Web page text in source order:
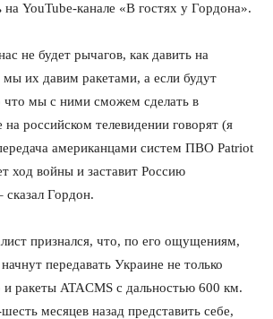
YouTube-канале «В гостях у Гордона».
не будет рычагов, как давить на
их давим ракетами, а если будут
что мы с ними сможем сделать в
российском телевидении говорят (я
американцами систем ПВО Patriot
ход войны и заставит Россию
сказал Гордон.
признался, что, по его ощущениям,
передавать Украине не только
ракеты ATACMS с дальностью 600 км.
месяцев назад представить себе,